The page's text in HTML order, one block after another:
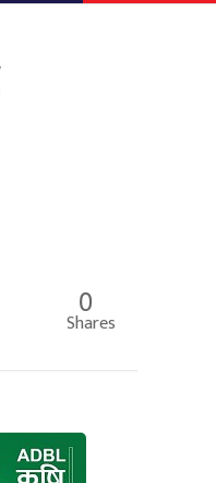
0
Shares